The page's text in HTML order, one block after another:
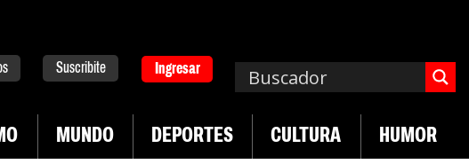
Suscribite Ingresar
MUNDO DEPORTES CULTURA HUMOR